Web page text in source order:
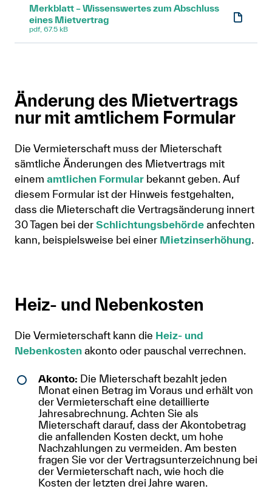
Merkblatt – Wissenswertes zum Abschluss
eines Mietvertrag
pdf, 67.5 kB
Änderung des Mietvertrags
nur mit amtlichem Formular
Die Vermieterschaft muss der Mieterschaft
sämtliche Änderungen des Mietvertrags mit
einem amtlichen Formular bekannt geben. Auf
diesem Formular ist der Hinweis festgehalten,
dass die Mieterschaft die Vertragsänderung innert
30 Tagen bei der Schlichtungsbehörde anfechten
kann, beispielsweise bei einer Mietzinserhöhung.
Heiz- und Nebenkosten
Die Vermieterschaft kann die Heiz- und
Nebenkosten akonto oder pauschal verrechnen.
Akonto: Die Mieterschaft bezahlt jeden
Monat einen Betrag im Voraus und erhält von
der Vermieterschaft eine detaillierte
Jahresabrechnung. Achten Sie als
Mieterschaft darauf, dass der Akontobetrag
die anfallenden Kosten deckt, um hohe
Nachzahlungen zu vermeiden. Am besten
fragen Sie vor der Vertragsunterzeichnung bei
der Vermieterschaft nach, wie hoch die
Kosten der letzten drei Jahre waren.